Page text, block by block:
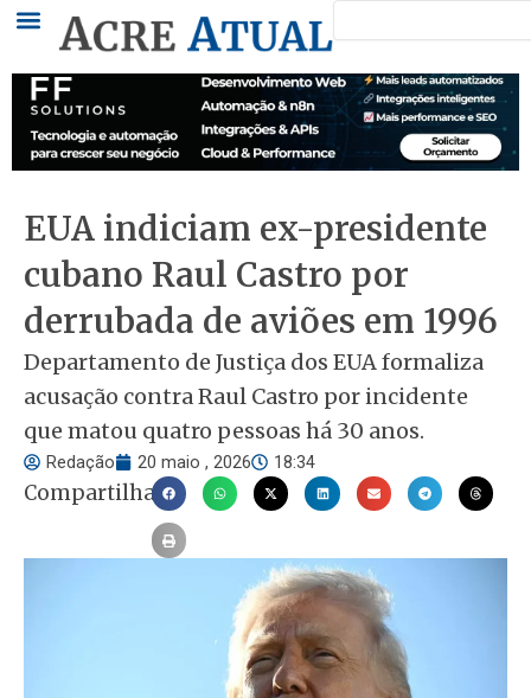
conteúdo
EUA indiciam ex-presidente
cubano Raul Castro por
derrubada de aviões em 1996
Departamento de Justiça dos EUA formaliza
acusação contra Raul Castro por incidente
que matou quatro pessoas há 30 anos.
Redação 20 maio , 2026 18:34
Compartilhar